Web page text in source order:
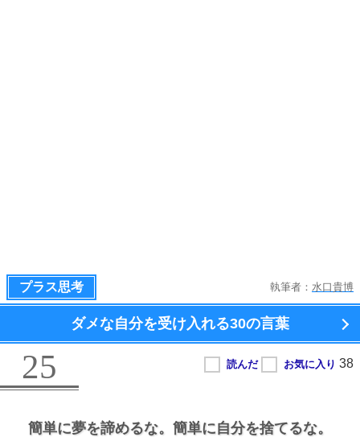
プラス思考 執筆者： 水口貴博
ダメな自分を受け入れる30の言葉
25
簡単に夢を諦めるな。 簡単に自分を捨てるな。